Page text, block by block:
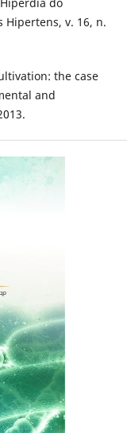
Hipertens, v. 16, n.
the case
and